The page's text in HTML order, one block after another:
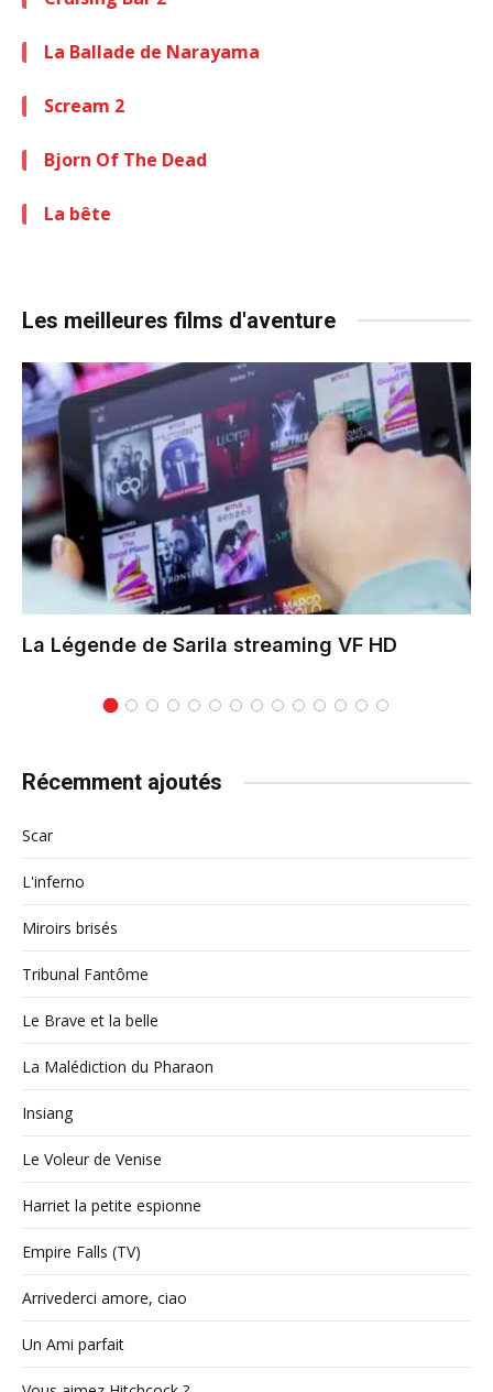
La Ballade de Narayama
Scream 2
Bjorn Of The Dead
La bête
Les meilleures films d'aventure
La Légende de Sarila streaming VF HD
Récemment ajoutés
Scar
L'inferno
Miroirs brisés
Tribunal Fantôme
Le Brave et la belle
La Malédiction du Pharaon
Insiang
Le Voleur de Venise
Harriet la petite espionne
Empire Falls (TV)
Arrivederci amore, ciao
Un Ami parfait